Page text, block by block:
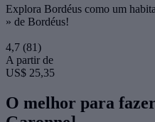
Explora Bordéus como um
» de Bordéus!
4,7 (81)
A partir de
US$ 25,35
O melhor para